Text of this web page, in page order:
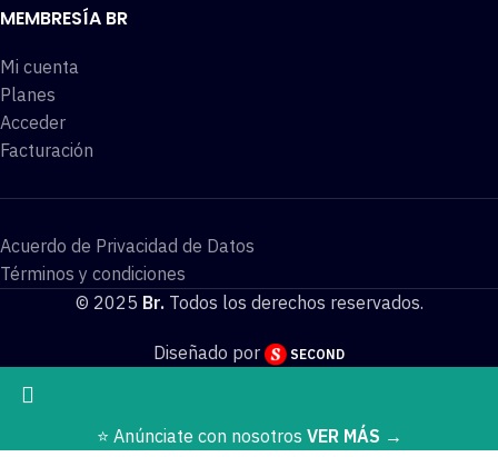
MEMBRESÍA BR
Mi cuenta
Planes
Acceder
Facturación
Acuerdo de Privacidad de Datos
Términos y condiciones
© 2025 Br.Todos los derechos reservados.
Diseñado por SECOND
⭐️ Anúnciate con nosotros VER MÁS →